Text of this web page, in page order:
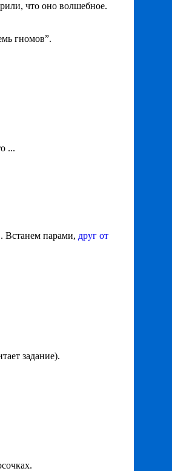
что оно волшебное.
гномов”.
...
Встанем парами, друг от
задание).